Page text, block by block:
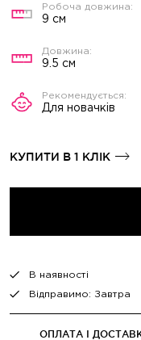
КУПИТИ В 1 КЛІК
9 см
9.5 см
Для новачків
В наявності
Відправимо: Завтра
ОПЛАТА І